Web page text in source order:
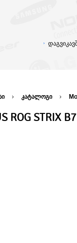
კატალოგი
ROG STRIX